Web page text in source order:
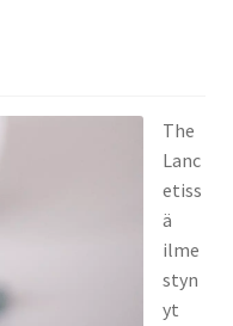
The
Lanc
etiss
ä
ilme
styn
yt